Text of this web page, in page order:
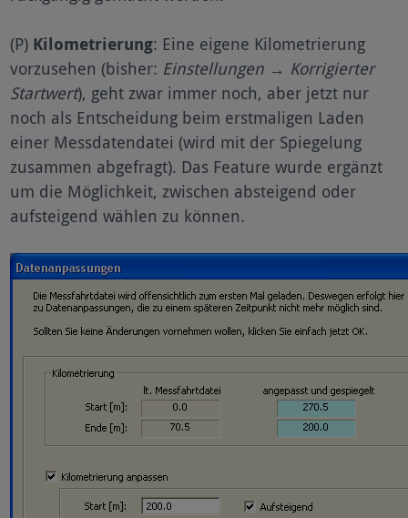
(P) Kilometrierung: Eine eigene Kilometrierung
vorzusehen (bisher: Einstellungen → Korrigierter
Startwert), geht zwar immer noch, aber jetzt nur
noch als Entscheidung beim erstmaligen Laden
einer Messdatendatei (wird mit der Spiegelung
zusammen abgefragt). Das Feature wurde ergänzt
um die Möglichkeit, zwischen absteigend oder
aufsteigend wählen zu können.